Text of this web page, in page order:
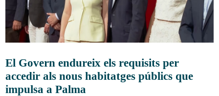
El Govern endureix els requisits per
accedir als nous habitatges públics que
impulsa a Palma